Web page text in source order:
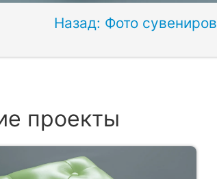
Назад: Фото сувениров
проекты